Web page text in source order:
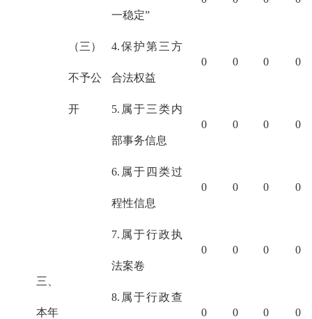
三、
本年
（三）
不予公
开
一稳定”
4.保护第三方
合法权益
0 0 0 0
5.属于三类内
部事务信息
0 0 0 0
6.属于四类过
程性信息
0 0 0 0
7.属于行政执
法案卷
0 0 0 0
8.属于行政查
0 0 0 0